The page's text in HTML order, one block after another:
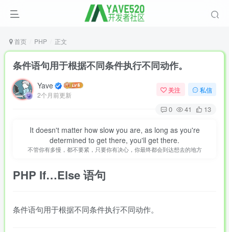
首页 PHP 正文
条件语句用于根据不同条件执行不同动作。
Yave
2个月前更新
关注 私信
0 41 13
It doesn't matter how slow you are, as long as you're
determined to get there, you'll get there.
不管你有多慢，都不要紧，只要你有决心，你最终都会到达想去的地方
PHP If…Else语句
条件语句用于根据不同条件执行不同动作。